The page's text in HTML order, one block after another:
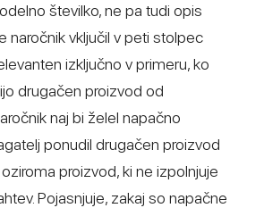
številko, ne pa tudi opis
naročnik vključil v peti stolpec
izključno v primeru, ko
drugačen proizvod od
naj bi želel napačno
ponudil drugačen proizvod
proizvod, ki ne izpolnjuje
Pojasnjuje, zakaj so napačne